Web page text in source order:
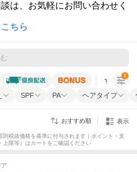
は、お気軽にお問い合わせく
こちら
すべての条
SPF PA ヘアタイプ
1
おすすめ順 表示
則税抜価格を基準に付与されます｜ポイント・支
上限等）はカートをご確認ください